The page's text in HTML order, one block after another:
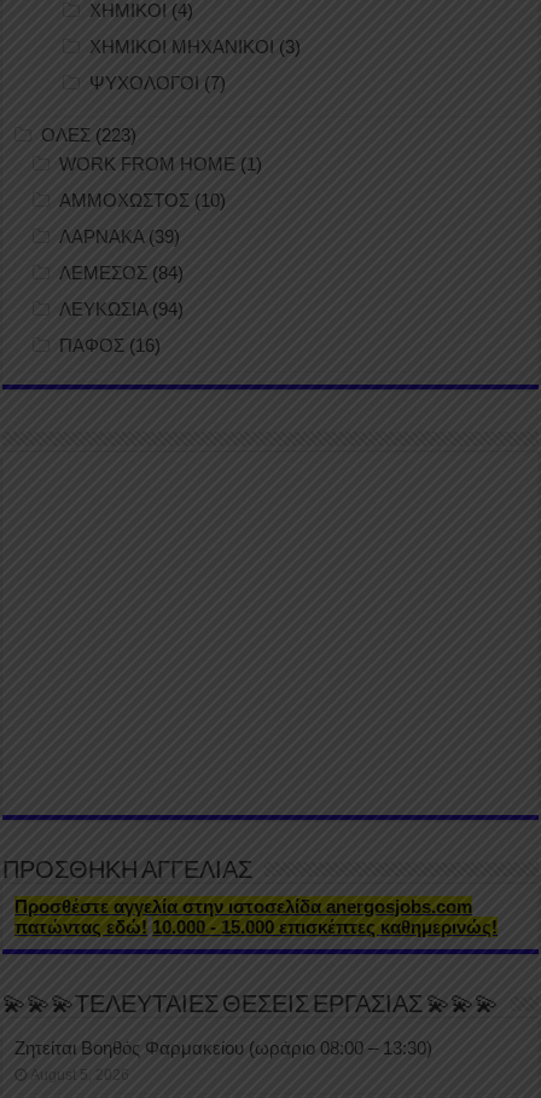
ΧΗΜΙΚΟΙ (4)
ΧΗΜΙΚΟΙ ΜΗΧΑΝΙΚΟΙ (3)
ΨΥΧΟΛΟΓΟΙ (7)
ΟΛΕΣ (223)
WORK FROM HOME (1)
ΑΜΜΟΧΩΣΤΟΣ (10)
ΛΑΡΝΑΚΑ (39)
ΛΕΜΕΣΟΣ (84)
ΛΕΥΚΩΣΙΑ(94)
ΠΑΦΟΣ (16)
ΠΡΟΣΘΗΚΗ ΑΓΓΕΛΙΑΣ
Προσθέστε αγγελία στην ιστοσελίδα anergosjobs.com
πατώντας εδώ! 10.000 - 15.000 επισκέπτες καθημερινώς!
💫💫💫ΤΕΛΕΥΤΑΙΕΣ ΘΕΣΕΙΣ ΕΡΓΑΣΙΑΣ 💫💫💫
Ζητείται Βοηθός Φαρμακείου (ωράριο 08:00 – 13:30)
August 5, 2026